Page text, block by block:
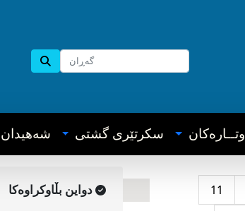
وتــاره‌کان سکرتێری گشتی شه‌هیدان
11
دواین بڵاوکراوه‌کا